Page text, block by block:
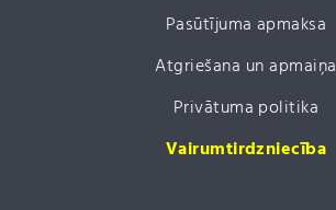
Pasūtījuma apmaksa
Atgriešana un apmaiņa
Privātuma politika
Vairumtirdzniecība